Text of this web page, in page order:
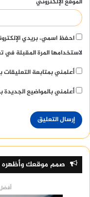
احفظ اسمي، بريدي
لاستخدامها المرة المقبلة في
أعلمني بمتابعة التعليقات
أعلمني بالمواضيع الجديدة
صمم موقعك